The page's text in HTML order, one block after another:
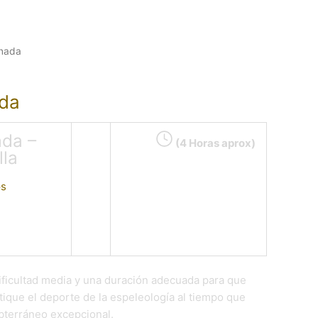
–
(4 Horas aprox)
media y una duración adecuada para que
el deporte de la espeleología al tiempo que
excepcional.